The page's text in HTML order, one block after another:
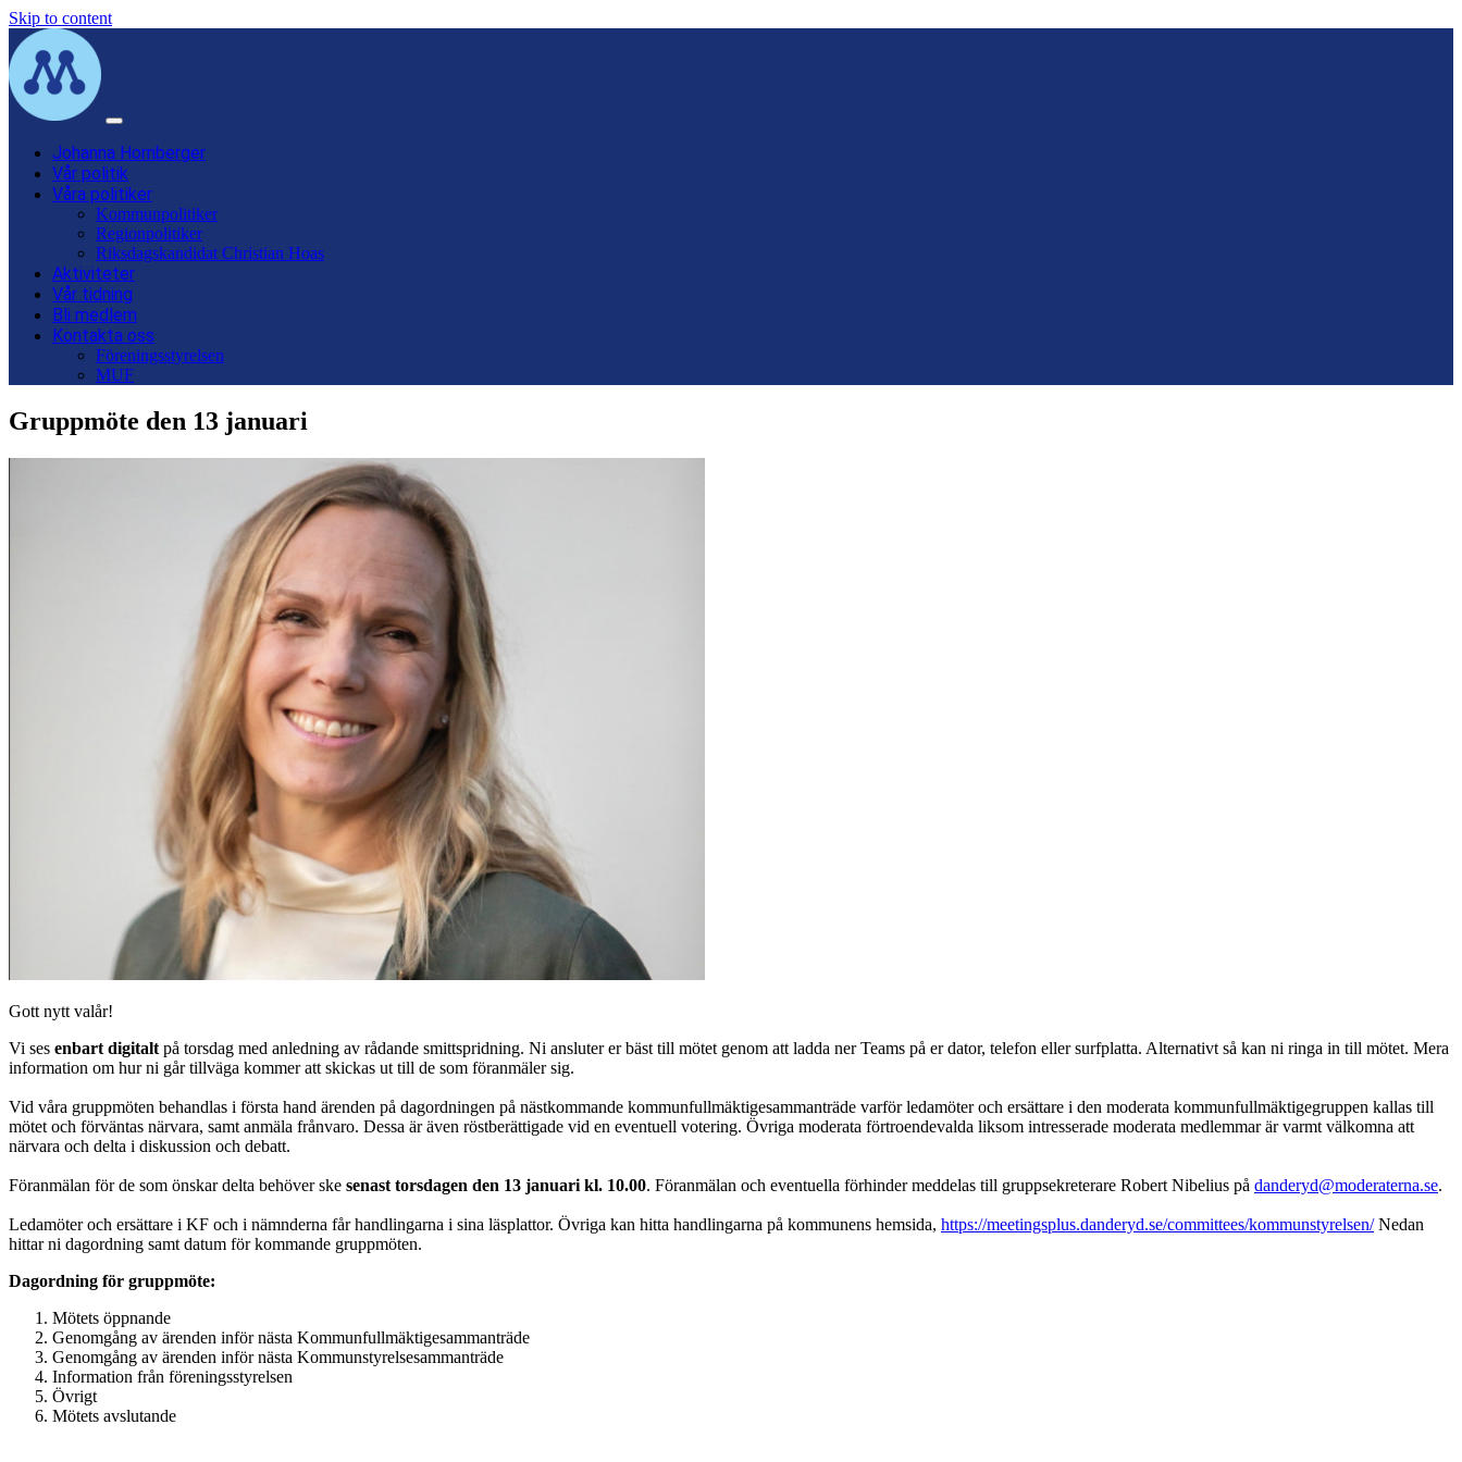
Skip to content
Main
Navigation
Johanna Hornberger
Vår politik
Våra politiker
Kommunpolitiker
Regionpolitiker
Riksdagskandidat Christian Hoas
Aktiviteter
Vår tidning
Bli medlem
Kontakta oss
Föreningsstyrelsen
MUF
Gruppmöte den 13 januari
Gott nytt valår!
Vi ses enbart digitalt på torsdag med anledning av rådande smittspridning. Ni ansluter er bäst till mötet genom att ladda ner Teams på er dator, telefon eller surfplatta. Alternativt så kan ni ringa in till mötet. Mera
information om hur ni går tillväga kommer att skickas ut till de som föranmäler sig.
Vid våra gruppmöten behandlas i första hand ärenden på dagordningen på nästkommande kommunfullmäktigesammanträde varför ledamöter och ersättare i den moderata kommunfullmäktigegruppen kallas till
mötet och förväntas närvara, samt anmäla frånvaro. Dessa är även röstberättigade vid en eventuell votering. Övriga moderata förtroendevalda liksom intresserade moderata medlemmar är varmt välkomna att
närvara och delta i diskussion och debatt.
Föranmälan för de som önskar delta behöver ske senast torsdagen den 13 januari kl. 10.00. Föranmälan och eventuella förhinder meddelas till gruppsekreterare Robert Nibelius på danderyd@moderaterna.se.
Ledamöter och ersättare i KF och i nämnderna får handlingarna i sina läsplattor. Övriga kan hitta handlingarna på kommunens hemsida, https://meetingsplus.danderyd.se/committees/kommunstyrelsen/Nedan
hittar ni dagordning samt datum för kommande gruppmöten.
Dagordning för gruppmöte:
Mötets öppnande
Genomgång av ärenden inför nästa Kommunfullmäktigesammanträde
Genomgång av ärenden inför nästa Kommunstyrelsesammanträde
Information från föreningsstyrelsen
Övrigt
Mötets avslutande